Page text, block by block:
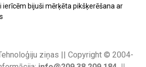
bijuši mērķēta pikšķerēšana ar
ziņas || Copyright © 2004-